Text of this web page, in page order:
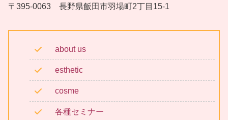
〒395-0063 長野県飯田市羽場町2丁目15-1
about us
esthetic
cosme
各種セミナー